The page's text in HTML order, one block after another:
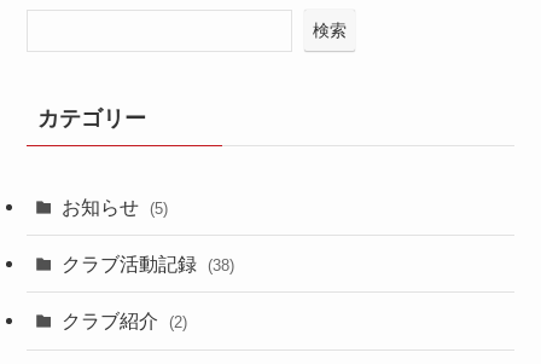
検索
カテゴリー
お知らせ (5)
クラブ活動記録 (38)
クラブ紹介 (2)